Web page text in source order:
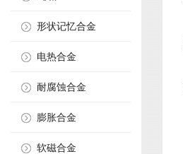
形状记忆合金
电热合金
耐腐蚀合金
膨胀合金
软磁合金